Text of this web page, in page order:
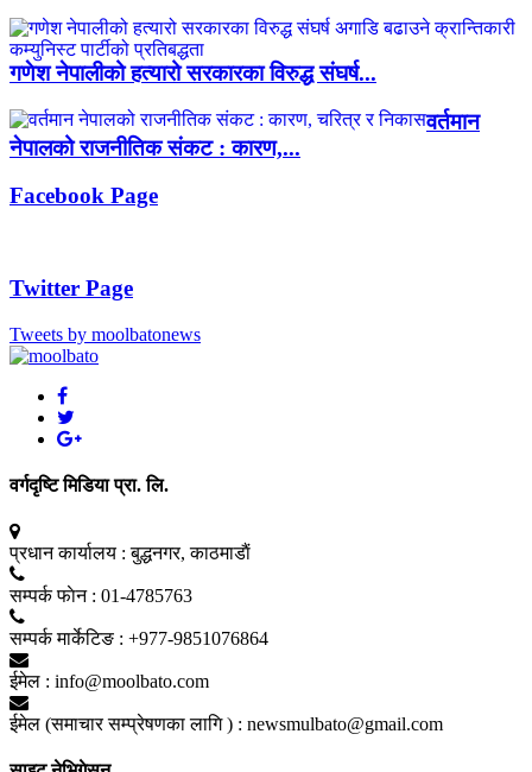
गणेश नेपालीको हत्यारो सरकारका विरुद्ध संघर्ष...
वर्तमान
नेपालको राजनीतिक संकट : कारण,...
Facebook Page
Twitter Page
Tweets by moolbatonews
वर्गदृष्टि मिडिया प्रा. लि.
प्रधान कार्यालय : बुद्धनगर, काठमाडाैं
सम्पर्क फाेन : 01-4785763
सम्पर्क मार्केटिङ : +977-9851076864
ईमेल : info@moolbato.com
ईमेल (समाचार सम्प्रेषणका लागि ) : newsmulbato@gmail.com